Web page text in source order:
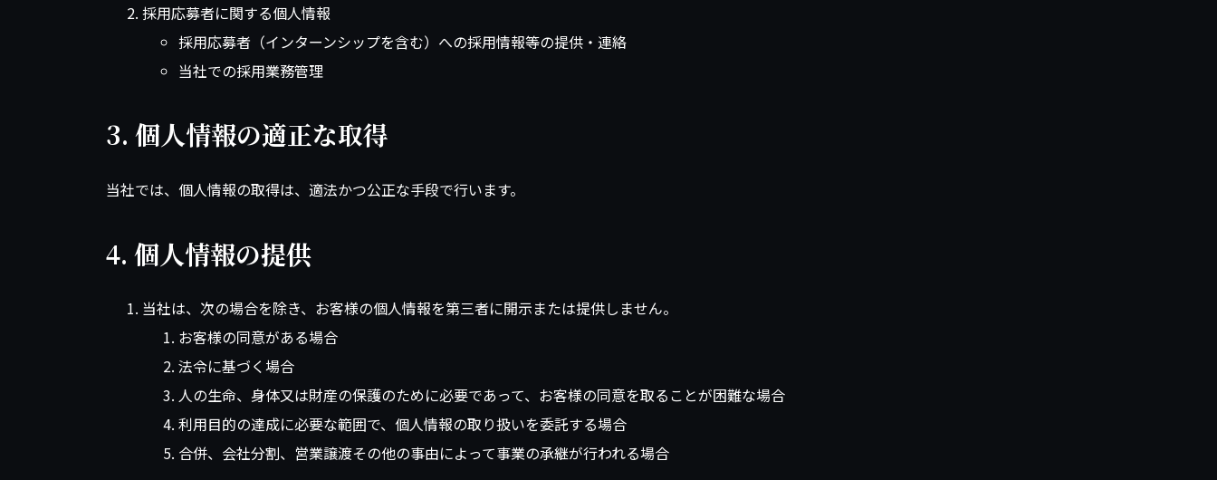
採用応募者に関する個人情報
採用応募者（インターンシップを含む）への採用情報等の提供・連絡
当社での採用業務管理
3. 個人情報の適正な取得
当社では、個人情報の取得は、適法かつ公正な手段で行います。
4. 個人情報の提供
当社は、次の場合を除き、お客様の個人情報を第三者に開示または提供しません。
お客様の同意がある場合
法令に基づく場合
人の生命、身体又は財産の保護のために必要であって、お客様の同意を取ることが困難な場合
利用目的の達成に必要な範囲で、個人情報の取り扱いを委託する場合
合併、会社分割、営業譲渡その他の事由によって事業の承継が行われる場合